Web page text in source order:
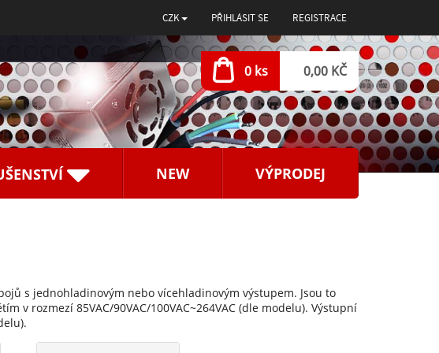
CZK PŘIHLÁSIT SE REGISTRACE
0 ks 0,00 KČ
NEW VÝPRODEJ
s jednohladinovým nebo vícehladinovým výstupem. Jsou to
v rozmezí 85VAC/90VAC/100VAC~264VAC (dle modelu). Výstupní